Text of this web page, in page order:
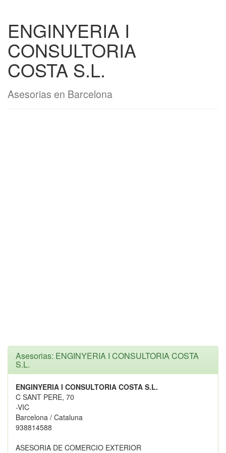
ENGINYERIA I
CONSULTORIA
COSTA S.L.
Asesorias en Barcelona
Asesorias: ENGINYERIA I CONSULTORIA COSTA
S.L.
ENGINYERIA I CONSULTORIA COSTA S.L.
C SANT PERE, 70
-VIC
Barcelona / Cataluna
938814588
ASESORIA DE COMERCIO EXTERIOR